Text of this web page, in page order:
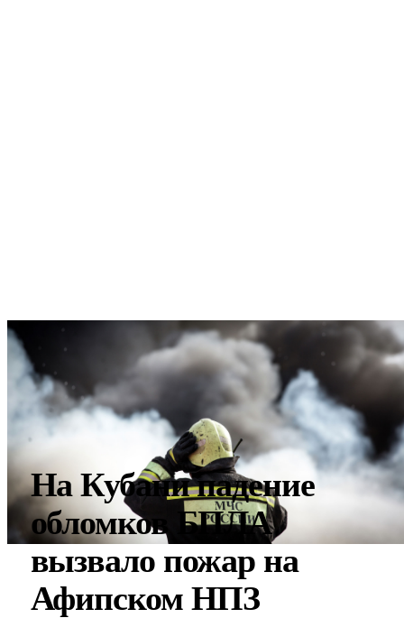
На Кубани падение
обломков БПЛА
вызвало пожар на
Афипском НПЗ